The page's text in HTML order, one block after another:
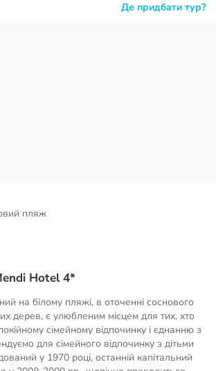
Де придбати тур?
пляж
Hotel 4*
на білому пляжі, в оточенні соснового
дерев, є улюбленим місцем для тих, хто
сімейному відпочинку і єднанню з
для сімейного відпочинку з дітьми
у 1970 році, останній капітальний